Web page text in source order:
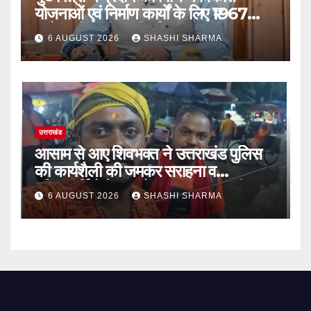
योजनाओं एवं निर्माण कार्यों के लिए ₹1967
करोड़ की वित्तीय स्वीकृति
6 AUGUST 2026 SHASHI SHARMA
उत्तराखंड
आसाम से आए शिवभक्त ने उत्तराखंड पुलिस
की कार्यशैली की जमकर सराहना व
पुलिसकर्मियों के सहयोगात्मक व्यवहार की
खुलकर प्रशंसा
6 AUGUST 2026 SHASHI SHARMA